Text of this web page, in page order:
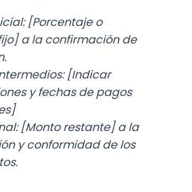
[Porcentaje o
a la confirmación de
[Indicar
y fechas de pagos
[Monto restante] a la
y conformidad de los